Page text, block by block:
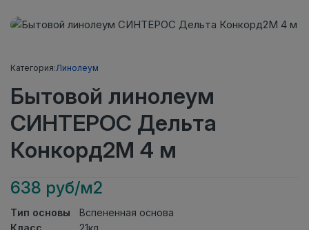
Категория:Линолеум
Бытовой линолеум
СИНТЕРОС Дельта
Конкорд2М 4 м
638 руб/м2
Тип основы
Вспененная основа
Класс
21кл